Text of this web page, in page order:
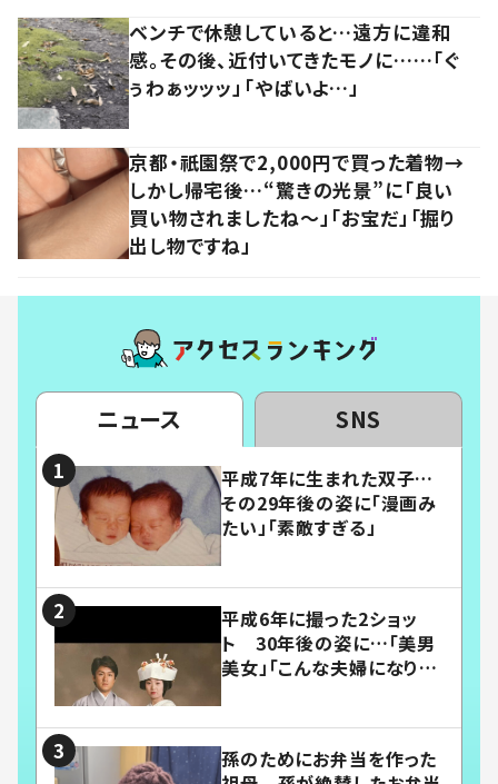
ベンチで休憩していると…遠方に違和
感。その後、近付いてきたモノに……「ぐ
ぅわぁッッッ」「やばいよ…」
京都・祇園祭で2,000円で買った着物→
しかし帰宅後…“驚きの光景”に「良い
買い物されましたね～」「お宝だ」「掘り
出し物ですね」
ニュース SNS
平成7年に生まれた双子…
その29年後の姿に「漫画み
たい」「素敵すぎる」
平成6年に撮った2ショッ
ト 30年後の姿に…「美男
美女」「こんな夫婦になりた
孫のためにお弁当を作った